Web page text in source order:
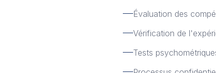
Évaluation des
Vérification de
Tests